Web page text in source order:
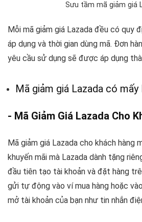
Sưu tầm mã giảm giá
Mỗi mã giảm giá Lazada đều có quy
áp dụng và thời gian dùng mã. Đơn
yêu cầu sử dụng sẽ được áp dụng
Mã giảm giá Lazada có mấy
- Mã Giảm Giá Lazada Cho
Mã giảm giá Lazada cho khách hàng
khuyến mãi mà Lazada dành tặng
đầu tiên tạo tài khoản và đặt hàng
gửi tự động vào ví mua hàng hoặc
mở tài khoản của bạn như tin nhắn